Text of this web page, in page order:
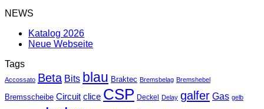
NEWS
Katalog 2026
Neue Webseite
Tags
Accossato Beta Bits blau Braktec Bremsbelag Bremshebel
Bremsscheibe Circuit clice CSP Deckel Delay galfer Gas gelb